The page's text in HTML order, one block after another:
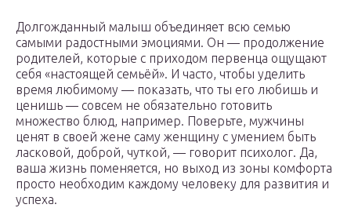
Долгожданный малыш объединяет всю семью
самыми радостными эмоциями. Он — продолжение
родителей, которые с приходом первенца ощущают
себя «настоящей семьёй». И часто, чтобы уделить
время любимому — показать, что ты его любишь и
ценишь — совсем не обязательно готовить
множество блюд, например. Поверьте, мужчины
ценят в своей жене саму женщину с умением быть
ласковой, доброй, чуткой, — говорит психолог. Да,
ваша жизнь поменяется, но выход из зоны комфорта
просто необходим каждому человеку для развития и
успеха.